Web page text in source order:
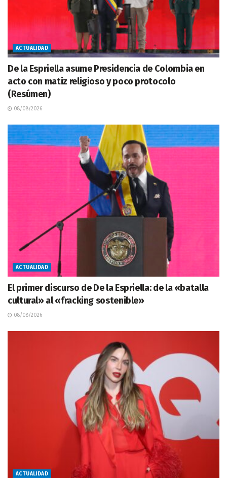
ACTUALIDAD
De la Espriella asume Presidencia de Colombia en
acto con matiz religioso y poco protocolo
(Resúmen)
08/08/2026
ACTUALIDAD
El primer discurso de De la Espriella: de la «batalla
cultural» al «fracking sostenible»
08/08/2026
ACTUALIDAD